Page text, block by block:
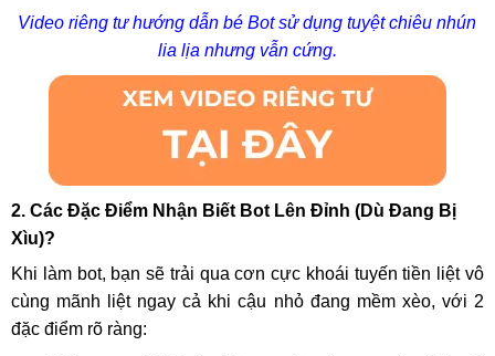
​Video riêng tư hướng dẫn bé Bot sử dụng tuyệt chiêu nhún
lia lịa nhưng vẫn cứng.
2. Các Đặc Điểm Nhận Biết Bot Lên Đỉnh (Dù Đang Bị
Xìu)?
Khi làm bot, bạn sẽ trải qua cơn cực khoái tuyến tiền liệt vô
cùng mãnh liệt ngay cả khi cậu nhỏ đang mềm xèo, với 2
đặc điểm rõ ràng: